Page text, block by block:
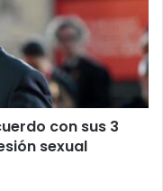
con sus 3
sexual